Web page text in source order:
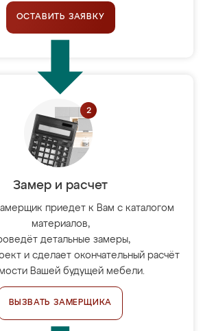
ОСТАВИТЬ ЗАЯВКУ
Замер и расчет
приедет к Вам с каталогом
материалов,
детальные замеры,
и сделает окончательный расчёт
Вашей будущей мебели.
ВЫЗВАТЬ ЗАМЕРЩИКА